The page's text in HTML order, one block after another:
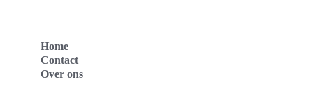
Home
Contact
Over ons